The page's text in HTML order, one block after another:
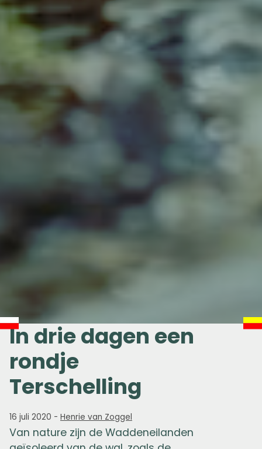
In drie dagen een
rondje
Terschelling
16 juli 2020 - Henrie van Zoggel
Van nature zijn de Waddeneilanden